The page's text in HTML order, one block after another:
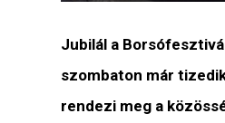
Jubilál a
szombaton már
rendezi meg a